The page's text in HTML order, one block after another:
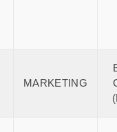
MARKETING